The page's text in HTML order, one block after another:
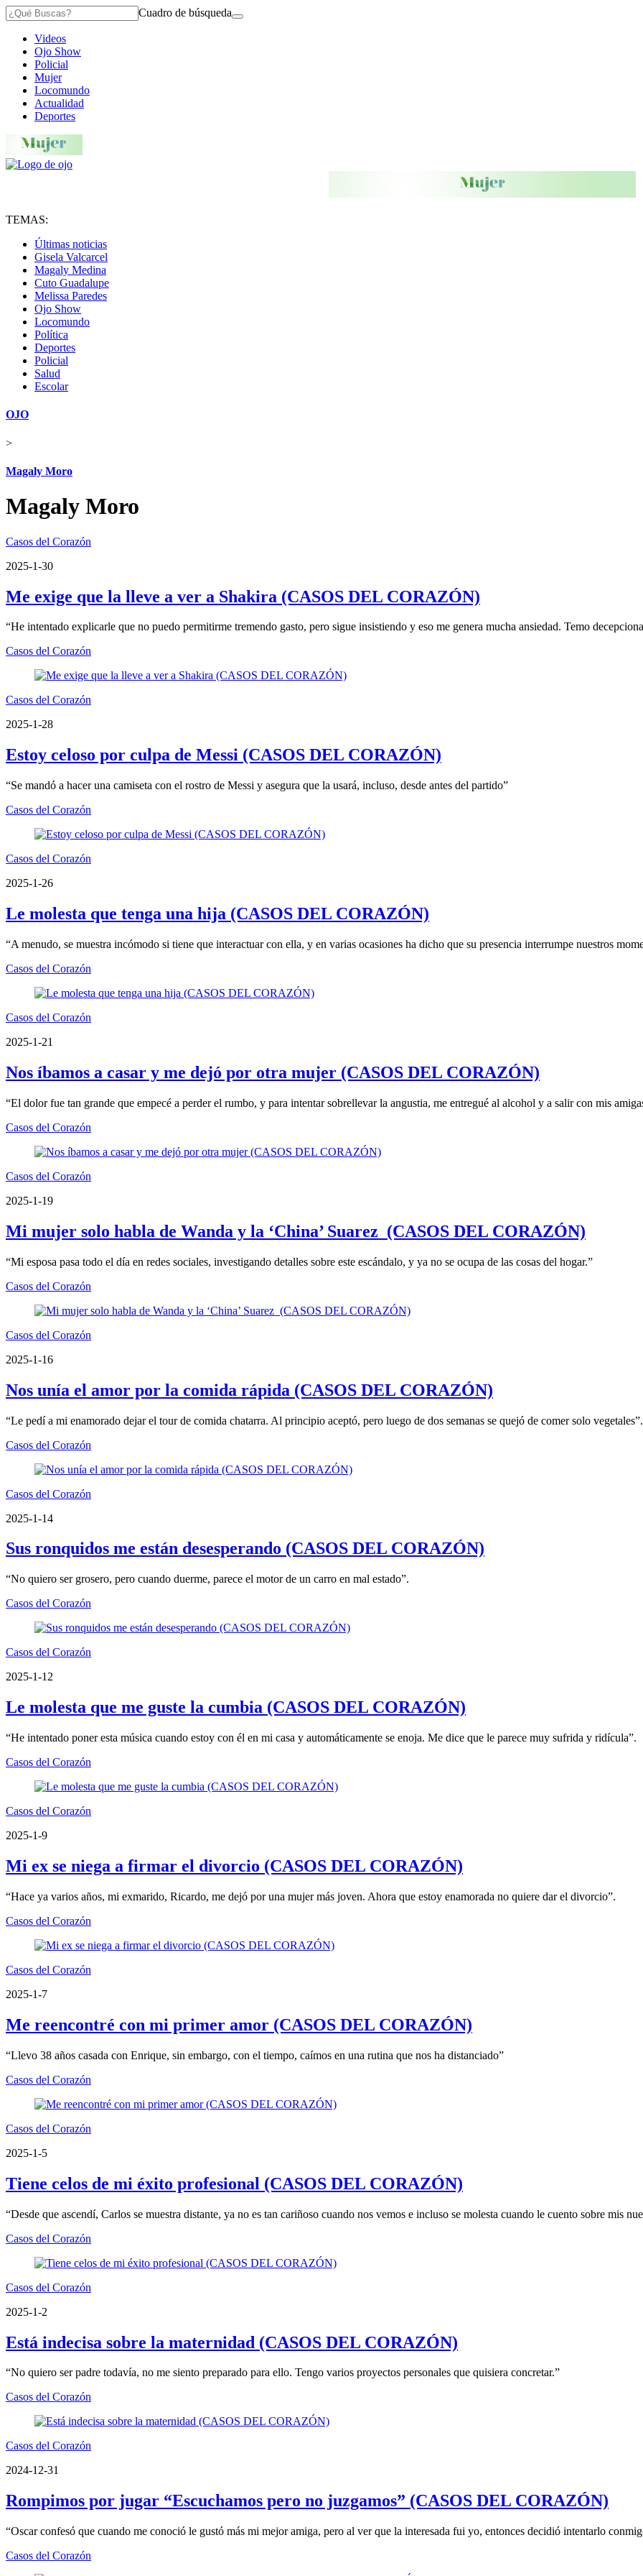
Cuadro de búsqueda
Videos
Ojo Show
Policial
Mujer
Locomundo
Actualidad
Deportes
TEMAS:
Últimas noticias
Gisela Valcarcel
Magaly Medina
Cuto Guadalupe
Melissa Paredes
Ojo Show
Locomundo
Política
Deportes
Policial
Salud
Escolar
OJO
>
Magaly Moro
Magaly Moro
Casos del Corazón
2025-1-30
Me exige que la lleve a ver a Shakira (CASOS DEL CORAZÓN)
“He intentado explicarle que no puedo permitirme tremendo gasto, pero sigue insistiendo y eso me genera mucha ansiedad. Temo
Casos del Corazón
Casos del Corazón
2025-1-28
Estoy celoso por culpa de Messi (CASOS DEL CORAZÓN)
“Se mandó a hacer una camiseta con el rostro de Messi y asegura que la usará, incluso, desde antes del partido”
Casos del Corazón
Casos del Corazón
2025-1-26
Le molesta que tenga una hija (CASOS DEL CORAZÓN)
“A menudo, se muestra incómodo si tiene que interactuar con ella, y en varias ocasiones ha dicho que su presencia interrumpe nuestros
Casos del Corazón
Casos del Corazón
2025-1-21
Nos íbamos a casar y me dejó por otra mujer (CASOS DEL CORAZÓN)
“El dolor fue tan grande que empecé a perder el rumbo, y para intentar sobrellevar la angustia, me entregué al alcohol y a salir con mis
Casos del Corazón
Casos del Corazón
2025-1-19
Mi mujer solo habla de Wanda y la ‘China’ Suarez (CASOS DEL CORAZÓN)
“Mi esposa pasa todo el día en redes sociales, investigando detalles sobre este escándalo, y ya no se ocupa de las cosas del hogar.”
Casos del Corazón
Casos del Corazón
2025-1-16
Nos unía el amor por la comida rápida (CASOS DEL CORAZÓN)
“Le pedí a mi enamorado dejar el tour de comida chatarra. Al principio aceptó, pero luego de dos semanas se quejó de comer solo vegetales”.
Casos del Corazón
Casos del Corazón
2025-1-14
Sus ronquidos me están desesperando (CASOS DEL CORAZÓN)
“No quiero ser grosero, pero cuando duerme, parece el motor de un carro en mal estado”.
Casos del Corazón
Casos del Corazón
2025-1-12
Le molesta que me guste la cumbia (CASOS DEL CORAZÓN)
“He intentado poner esta música cuando estoy con él en mi casa y automáticamente se enoja. Me dice que le parece muy sufrida y ridícula”.
Casos del Corazón
Casos del Corazón
2025-1-9
Mi ex se niega a firmar el divorcio (CASOS DEL CORAZÓN)
“Hace ya varios años, mi exmarido, Ricardo, me dejó por una mujer más joven. Ahora que estoy enamorada no quiere dar el divorcio”.
Casos del Corazón
Casos del Corazón
2025-1-7
Me reencontré con mi primer amor (CASOS DEL CORAZÓN)
“Llevo 38 años casada con Enrique, sin embargo, con el tiempo, caímos en una rutina que nos ha distanciado”
Casos del Corazón
Casos del Corazón
2025-1-5
Tiene celos de mi éxito profesional (CASOS DEL CORAZÓN)
“Desde que ascendí, Carlos se muestra distante, ya no es tan cariñoso cuando nos vemos e incluso se molesta cuando le cuento sobre mis
Casos del Corazón
Casos del Corazón
2025-1-2
Está indecisa sobre la maternidad (CASOS DEL CORAZÓN)
“No quiero ser padre todavía, no me siento preparado para ello. Tengo varios proyectos personales que quisiera concretar.”
Casos del Corazón
Casos del Corazón
2024-12-31
Rompimos por jugar “Escuchamos pero no juzgamos” (CASOS DEL CORAZÓN)
“Oscar confesó que cuando me conoció le gustó más mi mejor amiga, pero al ver que la interesada fui yo, entonces decidió intentarlo
Casos del Corazón